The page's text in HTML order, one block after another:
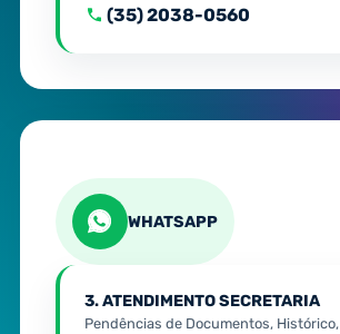
(35) 2038-0560
WHATSAPP
3. ATENDIMENTO SECRETARIA
Pendências de Documentos, Histórico,